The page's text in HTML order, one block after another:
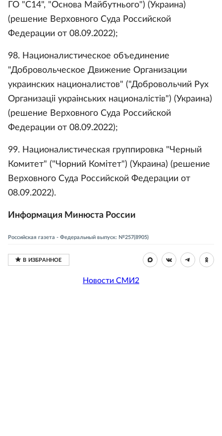
ГО "С14", "Основа Майбутнього") (Украина)
(решение Верховного Суда Российской
Федерации от 08.09.2022);
98. Националистическое объединение
"Добровольческое Движение Организации
украинских националистов" ("Добровольчий Рух
Организацii украiнських националiстiв") (Украина)
(решение Верховного Суда Российской
Федерации от 08.09.2022);
99. Националистическая группировка "Черный
Комитет" ("Чорний Комiтет") (Украина) (решение
Верховного Суда Российской Федерации от
08.09.2022).
Информация Минюста России
Российская газета - Федеральный выпуск: №257(8905)
Новости СМИ2